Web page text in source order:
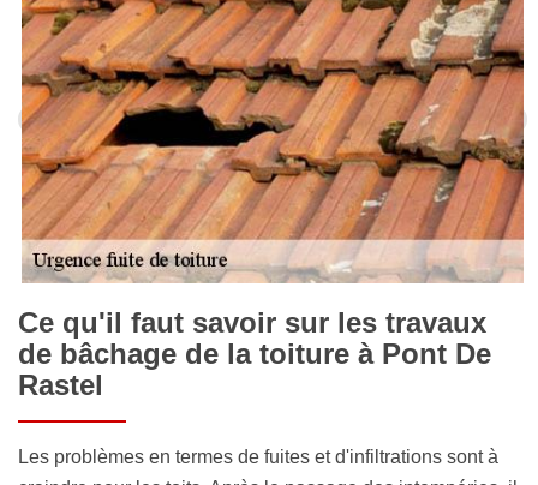
Ce qu'il faut savoir sur les travaux
de bâchage de la toiture à Pont De
Rastel
Les problèmes en termes de fuites et d'infiltrations sont à